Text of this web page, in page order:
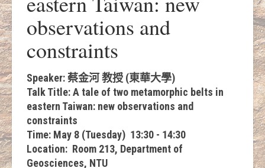
observations and
constraints
Speaker: 蔡金河 教授 (東華大學)
Talk Title: A tale of two metamorphic belts in
eastern Taiwan: new observations and
constraints
Time: May 8 (Tuesday) 13:30 - 14:30
Location: Room 213, Department of
Geosciences, NTU